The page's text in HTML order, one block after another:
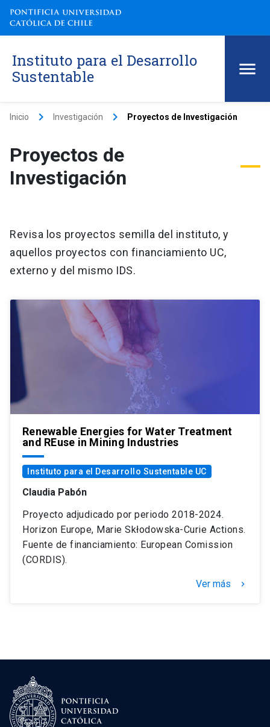
Instituto para el Desarrollo
Sustentable
Inicio keyboard_arrow_right Investigación keyboard_arrow_right Proyectos de Investigación
Proyectos de
Investigación
Revisa los proyectos semilla del instituto, y
aquellos proyectos con financiamiento UC,
externo y del mismo IDS.
Renewable Energies for Water Treatment
and REuse in Mining Industries
Instituto para el Desarrollo Sustentable UC
Claudia Pabón
Proyecto adjudicado por periodo 2018-2024.
Horizon Europe, Marie Skłodowska-Curie Actions.
Fuente de financiamiento: European Comission
(CORDIS).
Ver más keyboard_arrow_right